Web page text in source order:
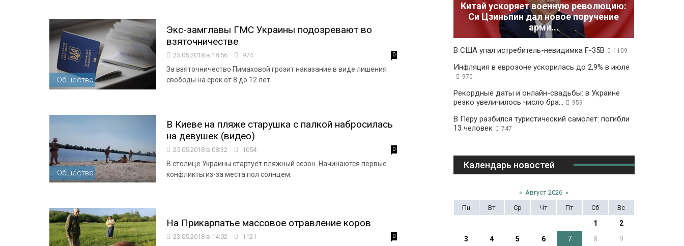
Общество
Экс-замглавы ГМС Украины подозревают во
взяточничестве
25.05.2018 в 18:56 974 0
За взяточничество Пимаховой грозит наказание в виде лишения
свободы на срок от 8 до 12 лет.
Общество
В Киеве на пляже старушка с палкой набросилась
на девушек (видео)
25.05.2018 в 08:32 1054 0
В столице Украины стартует пляжный сезон. Начинаются первые
конфликты из-за места пол солнцем.
На Прикарпатье массовое отравление коров
23.05.2018 в 14:02 1121 0
Китай ускоряет военную революцию:
Си Цзиньпин дал новое поручение
арми...
В США упал истребитель-невидимка F-35B 1109
Инфляция в еврозоне ускорилась до 2,9% в июле
970
Рекордные даты и онлайн-свадьбы: в Украине
резко увеличилось число бра...
959
В Перу разбился туристический самолет: погибли
13 человек
747
Календарь новостей
« Август 2026 »
Пн
Вт Ср Чт Пт Сб Вс
1
2
3
4 5 6 7 8
9